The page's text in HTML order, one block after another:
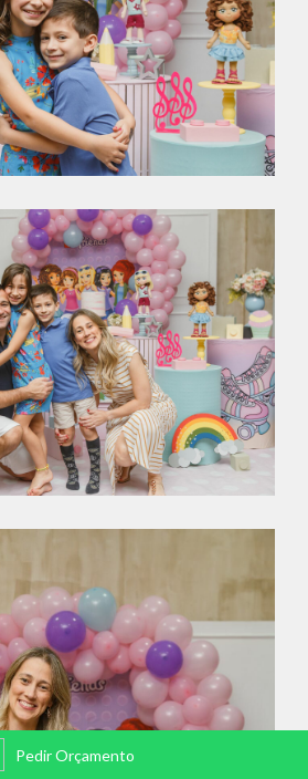
Pedir Orçamento